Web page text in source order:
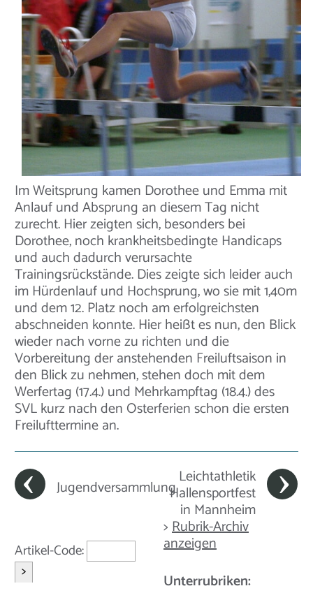
Im Weitsprung kamen Dorothee und Emma mit
Anlauf und Absprung an diesem Tag nicht
zurecht. Hier zeigten sich, besonders bei
Dorothee, noch krankheitsbedingte Handicaps
und auch dadurch verursachte
Trainingsrückstände. Dies zeigte sich leider auch
im Hürdenlauf und Hochsprung, wo sie mit 1,40m
und dem 12. Platz noch am erfolgreichsten
abschneiden konnte. Hier heißt es nun, den Blick
wieder nach vorne zu richten und die
Vorbereitung der anstehenden Freiluftsaison in
den Blick zu nehmen, stehen doch mit dem
Werfertag (17.4.) und Mehrkampftag (18.4.) des
SVL kurz nach den Osterferien schon die ersten
Freilufttermine an.
JugendversammlungLeichtathletik
Hallensportfest
in Mannheim
Artikel-Code:
>
>Rubrik-Archiv
anzeigen
Unterrubriken: